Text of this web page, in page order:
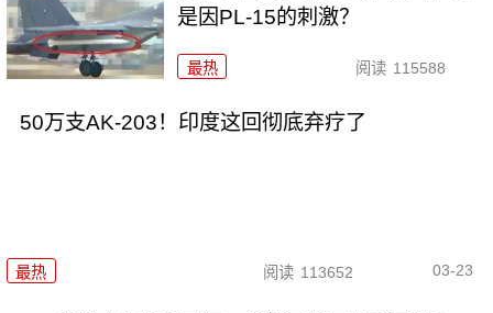
是因PL-15的刺激？
最热 阅读 115588
50万支AK-203！印度这回彻底弃疗了
最热 阅读 113652 03-23